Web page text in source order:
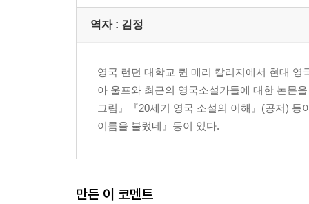
역자 : 김정
영국 런던 대학교 퀸 메리 칼리지에서 현대
아 울프와 최근의 영국소설가들에 대한 논문
그림』『20세기 영국 소설의 이해』(공저)
이름을 불렀네』등이 있다.
만든 이 코멘트